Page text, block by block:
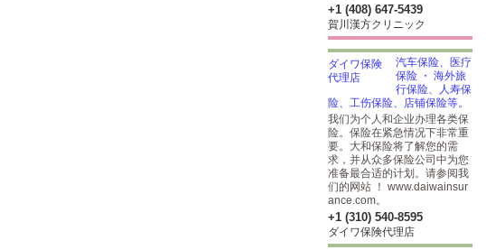
+1 (408) 647-5439
賀川漢方クリニック
汽车保险、医疗
保险 ・ 海外旅
行保险、人寿保
险、工伤保险、店铺保险等。
我们为个人和企业办理各类保
险。保险在紧急情况下非常重
要。大和保险将了解您的需
求，并从众多保险公司中为您
准备最合适的计划。请参阅我
们的网站 ！ www.daiwainsur
ance.com。
+1 (310) 540-8595
ダイワ保険代理店